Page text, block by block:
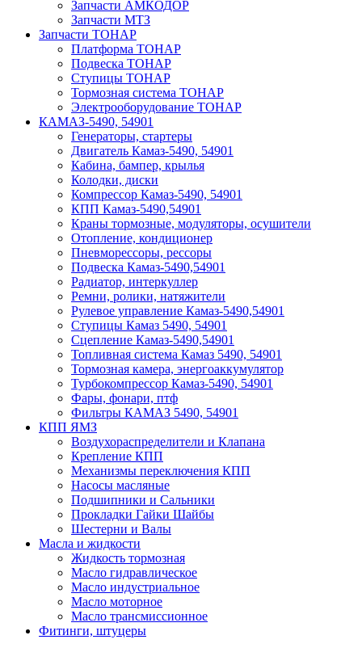
Запчасти АМКОДОР
Запчасти МТЗ
Запчасти ТОНАР
Платформа ТОНАР
Подвеска ТОНАР
Ступицы ТОНАР
Тормозная система ТОНАР
Электрооборудование ТОНАР
КАМАЗ-5490, 54901
Генераторы, стартеры
Двигатель Камаз-5490, 54901
Кабина, бампер, крылья
Колодки, диски
Компрессор Камаз-5490, 54901
КПП Камаз-5490,54901
Краны тормозные, модуляторы, осушители
Отопление, кондиционер
Пневморессоры, рессоры
Подвеска Камаз-5490,54901
Радиатор, интеркуллер
Ремни, ролики, натяжители
Рулевое управление Камаз-5490,54901
Ступицы Камаз 5490, 54901
Сцепление Камаз-5490,54901
Топливная система Камаз 5490, 54901
Тормозная камера, энергоаккумулятор
Турбокомпрессор Камаз-5490, 54901
Фары, фонари, птф
Фильтры КАМАЗ 5490, 54901
КПП ЯМЗ
Воздухораспределители и Клапана
Крепление КПП
Механизмы переключения КПП
Насосы масляные
Подшипники и Сальники
Прокладки Гайки Шайбы
Шестерни и Валы
Масла и жидкости
Жидкость тормозная
Масло гидравлическое
Масло индустриальное
Масло моторное
Масло трансмиссионное
Фитинги, штуцеры